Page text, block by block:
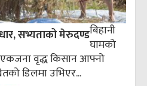
सभ्यताको मेरुदण्डबिहानी
घामको
वृद्ध किसान आफ्नो
डिलमा उभिएर...